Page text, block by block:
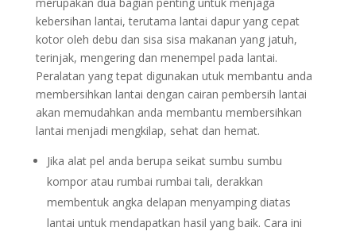
kebersihan lantai, terutama lantai dapur yang cepat
kotor oleh debu dan sisa sisa makanan yang jatuh,
terinjak, mengering dan menempel pada lantai.
Peralatan yang tepat digunakan utuk membantu anda
membersihkan lantai dengan cairan pembersih lantai
akan memudahkan anda membantu membersihkan
lantai menjadi mengkilap, sehat dan hemat.
Jika alat pel anda berupa seikat sumbu sumbu
kompor atau rumbai rumbai tali, derakkan
membentuk angka delapan menyamping diatas
lantai untuk mendapatkan hasil yang baik. Cara ini